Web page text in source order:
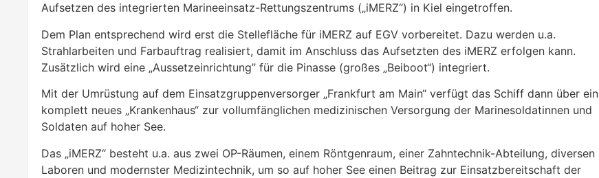
Aufsetzen des integrierten Marineeinsatz-Rettungszentrums („iMERZ“) in Kiel eingetroffen.
Dem Plan entsprechend wird erst die Stellefläche für iMERZ auf EGV vorbereitet. Dazu werden u.a.
Strahlarbeiten und Farbauftrag realisiert, damit im Anschluss das Aufsetzten des iMERZ erfolgen kann.
Zusätzlich wird eine „Aussetzeinrichtung” für die Pinasse (großes „Beiboot“) integriert.
Mit der Umrüstung auf dem Einsatzgruppenversorger „Frankfurt am Main“ verfügt das Schiff dann über ein
komplett neues „Krankenhaus“ zur vollumfänglichen medizinischen Versorgung der Marinesoldatinnen und
Soldaten auf hoher See.
Das „iMERZ“ besteht u.a. aus zwei OP-Räumen, einem Röntgenraum, einer Zahntechnik-Abteilung, diversen
Laboren und modernster Medizintechnik, um so auf hoher See einen Beitrag zur Einsatzbereitschaft der